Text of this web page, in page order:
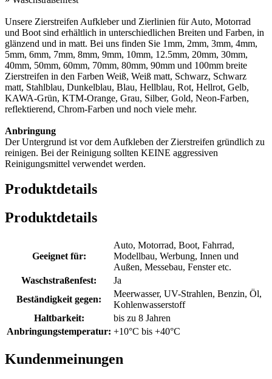
Unsere Zierstreifen Aufkleber und Zierlinien für Auto, Motorrad
und Boot sind erhältlich in unterschiedlichen Breiten und Farben, in
glänzend und in matt. Bei uns finden Sie 1mm, 2mm, 3mm, 4mm,
5mm, 6mm, 7mm, 8mm, 9mm, 10mm, 12.5mm, 20mm, 30mm,
40mm, 50mm, 60mm, 70mm, 80mm, 90mm und 100mm breite
Zierstreifen in den Farben Weiß, Weiß matt, Schwarz, Schwarz
matt, Stahlblau, Dunkelblau, Blau, Hellblau, Rot, Hellrot, Gelb,
KAWA-Grün, KTM-Orange, Grau, Silber, Gold, Neon-Farben,
reflektierend, Chrom-Farben und noch viele mehr.
Anbringung
Der Untergrund ist vor dem Aufkleben der Zierstreifen gründlich zu
reinigen. Bei der Reinigung sollten KEINE aggressiven
Reinigungsmittel verwendet werden.
Produktdetails
Produktdetails
Geeignet für:
Auto, Motorrad, Boot, Fahrrad,
Modellbau, Werbung, Innen und
Außen, Messebau, Fenster etc.
Waschstraßenfest:
Ja
Beständigkeit gegen:
Meerwasser, UV-Strahlen, Benzin, Öl,
Kohlenwasserstoff
Haltbarkeit:
bis zu 8 Jahren
Anbringungstemperatur: +10°C bis +40°C
Kundenmeinungen